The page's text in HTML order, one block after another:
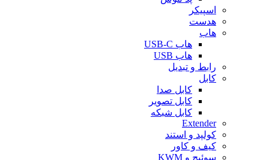
اسپیکر
هدست
هاب
هاب USB-C
هاب USB
رابط و تبدیل
کابل
کابل صدا
کابل تصویر
کابل شبکه
Extender
کولپد و استند
کیف و کاور
سوئیچ و KWM